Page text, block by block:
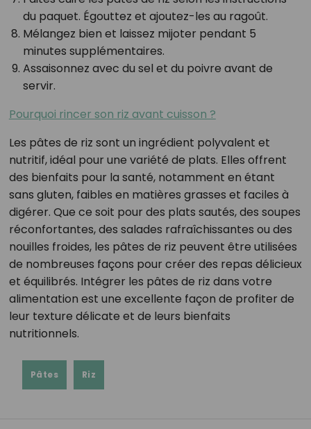
du paquet. Égouttez et ajoutez-les au ragoût.
Mélangez bien et laissez mijoter pendant 5
minutes supplémentaires.
Assaisonnez avec du sel et du poivre avant de
servir.
Pourquoi rincer son riz avant cuisson ?
Les pâtes de riz sont un ingrédient polyvalent et
nutritif, idéal pour une variété de plats. Elles offrent
des bienfaits pour la santé, notamment en étant
sans gluten, faibles en matières grasses et faciles à
digérer. Que ce soit pour des plats sautés, des soupes
réconfortantes, des salades rafraîchissantes ou des
nouilles froides, les pâtes de riz peuvent être utilisées
de nombreuses façons pour créer des repas délicieux
et équilibrés. Intégrer les pâtes de riz dans votre
alimentation est une excellente façon de profiter de
leur texture délicate et de leurs bienfaits
nutritionnels.
Pâtes Riz